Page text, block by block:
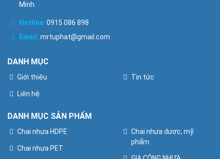
Minh.
Hotline: 0915 086 898
Email: mrtuphat@gmail.com
DANH MỤC
Giới thiệu
Liên hệ
Tin tức
DANH MỤC SẢN PHẨM
Chai nhựa HDPE
Chai nhựa PET
Chai nhựa dược, mỹ
phẩm